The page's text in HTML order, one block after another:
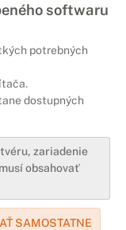
softwaru
potrebných
dostupných
zariadenie
obsahovať
SAMOSTATNE